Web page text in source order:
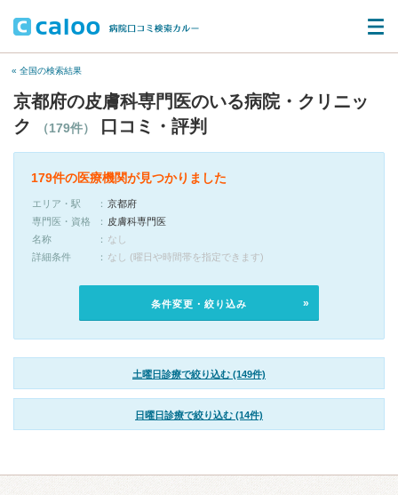
« 全国の検索結果
京都府の皮膚科専門医のいる病院・クリニッ
ク
（179件） 口コミ・評判
179件の医療機関が見つかりました
エリア・駅
京都府
専門医・資格
皮膚科専門医
名称
なし
詳細条件
なし (曜日や時間帯を指定できます)
条件変更・絞り込み
土曜日診療で絞り込む (149件)
日曜日診療で絞り込む (14件)